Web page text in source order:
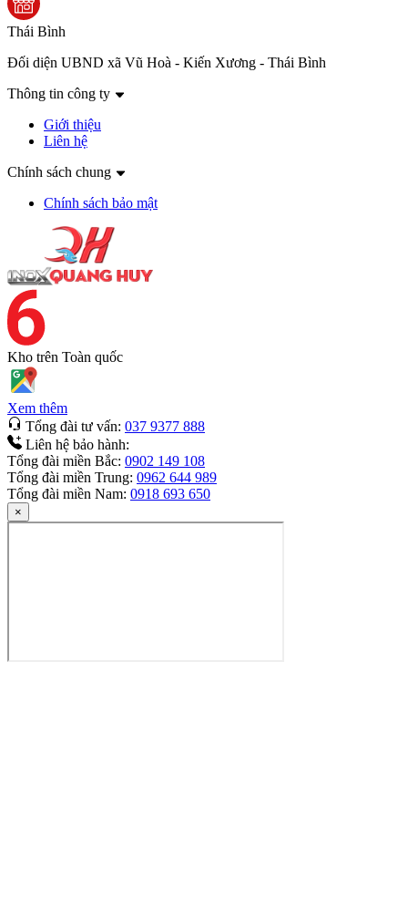
Thái Bình
Đối diện UBND xã Vũ Hoà - Kiến Xương - Thái Bình
Thông tin công ty
Giới thiệu
Liên hệ
Chính sách chung
Chính sách bảo mật
Kho trên Toàn quốc
Xem thêm
Tổng đài tư vấn: 037 9377 888
Liên hệ bảo hành:
Tổng đài miền Bắc: 0902 149 108
Tổng đài miền Trung: 0962 644 989
Tổng đài miền Nam: 0918 693 650
×